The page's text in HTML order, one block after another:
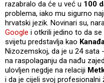
razabralo da će u već u 100
problema, iako mu sigurno
hrvatski jezik. Novinari su,
Google i otkrili jedino to da
svijetu predstavlja kao
Nizozemskoj, da je u 24 sata
na raspolaganju da nađu
ulovljen negdje na relaciji
i da je cijeli svoj